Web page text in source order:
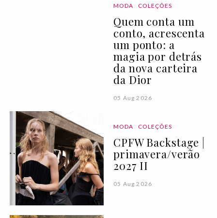
MODA COLEÇÕES
Quem conta um
conto, acrescenta
um ponto: a
magia por detrás
da nova carteira
da Dior
05 Aug 2026
MODA COLEÇÕES
CPFW Backstage |
primavera/verão
2027 II
05 Aug 2026